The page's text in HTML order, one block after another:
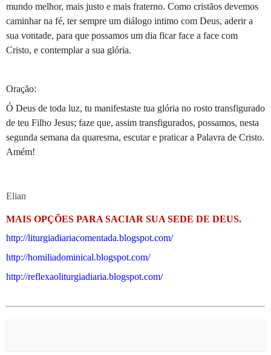
mundo melhor, mais justo e mais fraterno. Como cristãos devemos
caminhar na fé, ter sempre um diálogo intimo com Deus, aderir a
sua vontade, para que possamos um dia ficar face a face com
Cristo, e contemplar a sua glória.
Oração:
Ó Deus de toda luz, tu manifestaste tua glória no rosto transfigurado
de teu Filho Jesus; faze que, assim transfigurados, possamos, nesta
segunda semana da quaresma, escutar e praticar a Palavra de Cristo.
Amém!
Elian
MAIS OPÇÕES PARA SACIAR SUA SEDE DE DEUS.
http://liturgiadiariacomentada.blogspot.com/
http://homiliadominical.blogspot.com/
http://reflexaoliturgiadiaria.blogspot.com/